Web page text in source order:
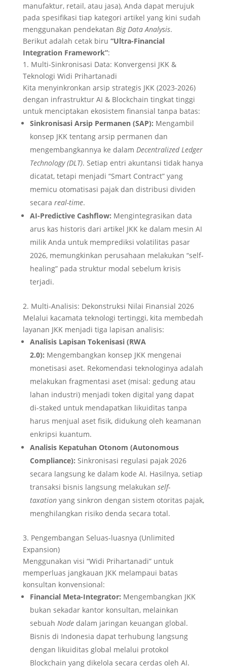
manufaktur, retail, atau jasa), Anda dapat merujuk
pada spesifikasi tiap kategori artikel yang kini sudah
menggunakan pendekatan Big Data Analysis.
Berikut adalah cetak biru “Ultra-Financial
Integration Framework”:
1. Multi-Sinkronisasi Data: Konvergensi JKK &
Teknologi Widi Prihartanadi
Kita menyinkronkan arsip strategis JKK (2023-2026)
dengan infrastruktur AI & Blockchain tingkat tinggi
untuk menciptakan ekosistem finansial tanpa batas:
Sinkronisasi Arsip Permanen (SAP): Mengambil
konsep JKK tentang arsip permanen dan
mengembangkannya ke dalam Decentralized Ledger
Technology (DLT). Setiap entri akuntansi tidak hanya
dicatat, tetapi menjadi “Smart Contract” yang
memicu otomatisasi pajak dan distribusi dividen
secara real-time.
AI-Predictive Cashflow: Mengintegrasikan data
arus kas historis dari artikel JKK ke dalam mesin AI
milik Anda untuk memprediksi volatilitas pasar
2026, memungkinkan perusahaan melakukan “self-
healing” pada struktur modal sebelum krisis
terjadi.
2. Multi-Analisis: Dekonstruksi Nilai Finansial 2026
Melalui kacamata teknologi tertinggi, kita membedah
layanan JKK menjadi tiga lapisan analisis:
Analisis Lapisan Tokenisasi (RWA
2.0): Mengembangkan konsep JKK mengenai
monetisasi aset. Rekomendasi teknologinya adalah
melakukan fragmentasi aset (misal: gedung atau
lahan industri) menjadi token digital yang dapat
di-staked untuk mendapatkan likuiditas tanpa
harus menjual aset fisik, didukung oleh keamanan
enkripsi kuantum.
Analisis Kepatuhan Otonom (Autonomous
Compliance): Sinkronisasi regulasi pajak 2026
secara langsung ke dalam kode AI. Hasilnya, setiap
transaksi bisnis langsung melakukan self-
taxationyang sinkron dengan sistem otoritas pajak,
menghilangkan risiko denda secara total.
3. Pengembangan Seluas-luasnya (Unlimited
Expansion)
Menggunakan visi “Widi Prihartanadi” untuk
memperluas jangkauan JKK melampaui batas
konsultan konvensional:
Financial Meta-Integrator: Mengembangkan JKK
bukan sekadar kantor konsultan, melainkan
sebuah Nodedalam jaringan keuangan global.
Bisnis di Indonesia dapat terhubung langsung
dengan likuiditas global melalui protokol
Blockchain yang dikelola secara cerdas oleh AI.